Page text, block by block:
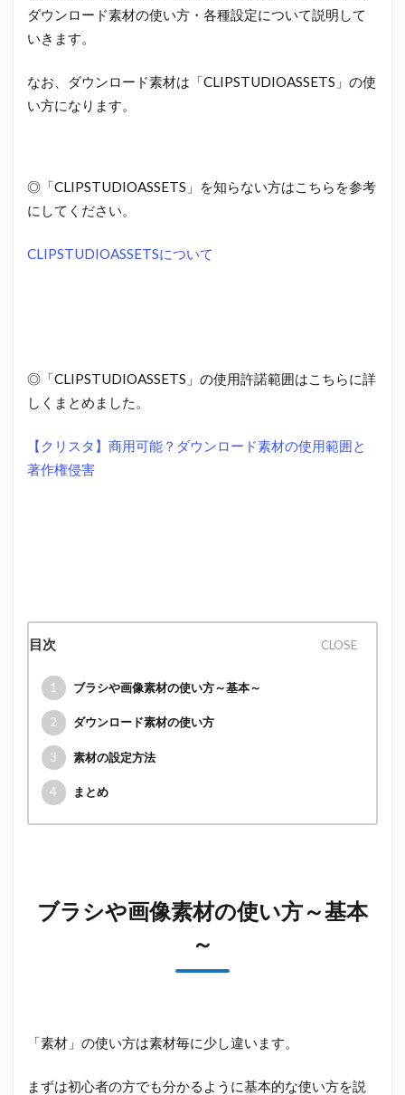
ダウンロード素材の使い方・各種設定について説明して
いきます。
なお、ダウンロード素材は「CLIPSTUDIOASSETS」の使
い方になります。
◎「CLIPSTUDIOASSETS」を知らない方はこちらを参考
にしてください。
CLIPSTUDIOASSETSについて
◎「CLIPSTUDIOASSETS」の使用許諾範囲はこちらに詳
しくまとめました。
【クリスタ】商用可能？ダウンロード素材の使用範囲と
著作権侵害
目次
1 ブラシや画像素材の使い方～基本～
2 ダウンロード素材の使い方
3 素材の設定方法
4 まとめ
ブラシや画像素材の使い方～基本
～
「素材」の使い方は素材毎に少し違います。
まずは初心者の方でも分かるように基本的な使い方を説